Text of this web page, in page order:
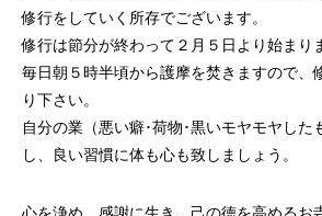
修行をしていく所存でございます。
修行は節分が終わって２月５日より始まり
毎日朝５時半頃から護摩を焚きますので、
り下さい。
自分の業（悪い癖･荷物･黒いモヤモヤした
し、良い習慣に体も心も致しましょう。